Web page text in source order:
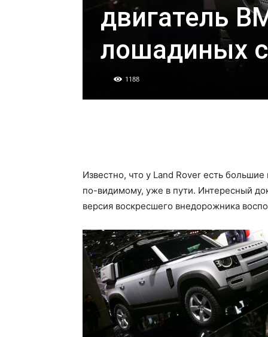
двигатель
лошадиных
1188
Известно, что у Land Rover есть
по-видимому, уже в пути. Интересный
версия воскресшего внедорожника